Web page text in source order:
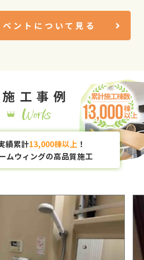
ベントについて見る
績累計13,000棟以上 ！
ムウィングの高品質施工